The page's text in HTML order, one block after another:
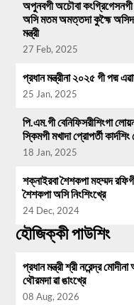
অপুনবগী অচৌবা
অসি মতম অমত্তদা কুহ্মৈ অসিদা
মন্ত্রী
27 Feb, 2025
প্রধান মন্ত্রীনা ২০২৫ গী পদ্ম
25 Jan, 2025
পি.এম.গী বেনিফিসরীশিংগা
স্কিমগী মখাদা প্রোপর্তী
18 Jan, 2025
শক্নাইরবা শৈশকপা মহম্মদ
শৈশকপা অসি নিংশিংখ্রে
24 Dec, 2024
হৌজিক্কী পাউশিং
প্রধান মন্ত্রী শ্রী নরেন্দ্র
থৌরমদা ৱা ঙাংখ্রে
08 Aug, 2026